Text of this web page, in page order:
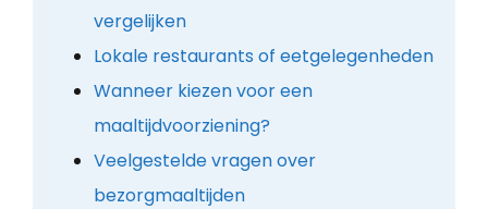
vergelijken
Lokale restaurants of eetgelegenheden
Wanneer kiezen voor een
maaltijdvoorziening?
Veelgestelde vragen over
bezorgmaaltijden